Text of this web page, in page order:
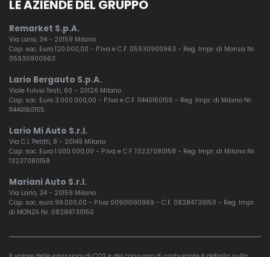
LE AZIENDE DEL GRUPPO
Remarket S.p.A.
Via Lario, 34 - 20159 Milano
Cap. soc. Euro 120.000,00 - P.Iva e C.F. 05930900963 - Reg. Impr. di Monza Nr.
05930900963
Lario Bergauto S.p.A.
Viale Fulvio Testi, 60 - 20126 Milano
Cap. soc. Euro 3.000.000,00 - P.Iva e C.F. 11440160155 - Reg. Impr. di Milano Nr.
11440160155
Lario Mi Auto S.r.l.
Via C.I. Petitti, 8 - 20149 Milano
Cap. soc. Euro 1.000.000,00 - P.Iva e C.F. 13237080158 - Reg. Impr. di Milano Nr.
13237080158
Mariani Auto S.r.l.
Via Lario, 34 - 20159 Milano
Cap. soc. euro 99.000,00 - P.Iva 00901090969 - C.F. 08284730150 - Reg. Impr.
di MONZA Nr. 08284730150